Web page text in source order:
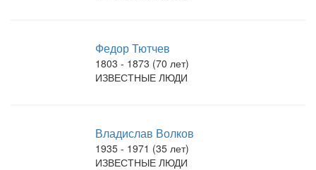
Федор Тютчев
1803 - 1873 (70 лет)
ИЗВЕСТНЫЕ ЛЮДИ
Владислав Волков
1935 - 1971 (35 лет)
ИЗВЕСТНЫЕ ЛЮДИ